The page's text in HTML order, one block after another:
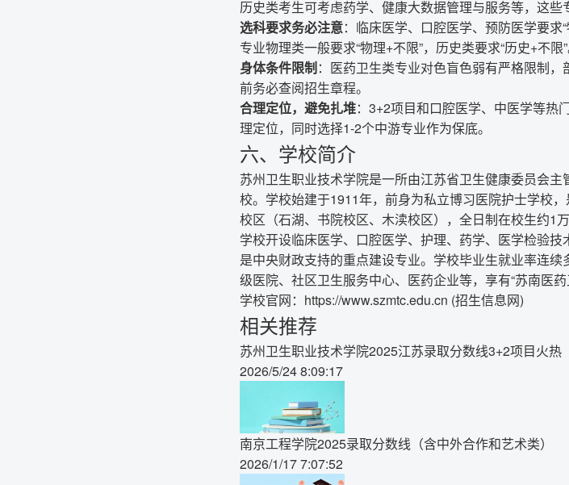
历史类考生可考虑药学、健康大数据管理与服务等，这些
选科要求务必注意：临床医学、口腔医学、预防医学要
专业物理类一般要求“物理+不限”，历史类要求“历史+不限”
身体条件限制：医药卫生类专业对色盲色弱有严格限制
前务必查阅招生章程。
合理定位，避免扎堆：3+2项目和口腔医学、中医学等热
理定位，同时选择1-2个中游专业作为保底。
六、学校简介
苏州卫生职业技术学院是一所由江苏省卫生健康委员会
校。学校始建于1911年，前身为私立博习医院护士学校
校区（石湖、书院校区、木渎校区），全日制在校生约1万
学校开设临床医学、口腔医学、护理、药学、医学检验
是中央财政支持的重点建设专业。学校毕业生就业率连
级医院、社区卫生服务中心、医药企业等，享有“苏南医药
学校官网： https://www.szmtc.edu.cn (招生信息网)
相关推荐
苏州卫生职业技术学院2025江苏录取分数线3+2项目火热
2026/5/24 8:09:17
南京工程学院2025录取分数线（含中外合作和艺术类）
2026/1/17 7:07:52